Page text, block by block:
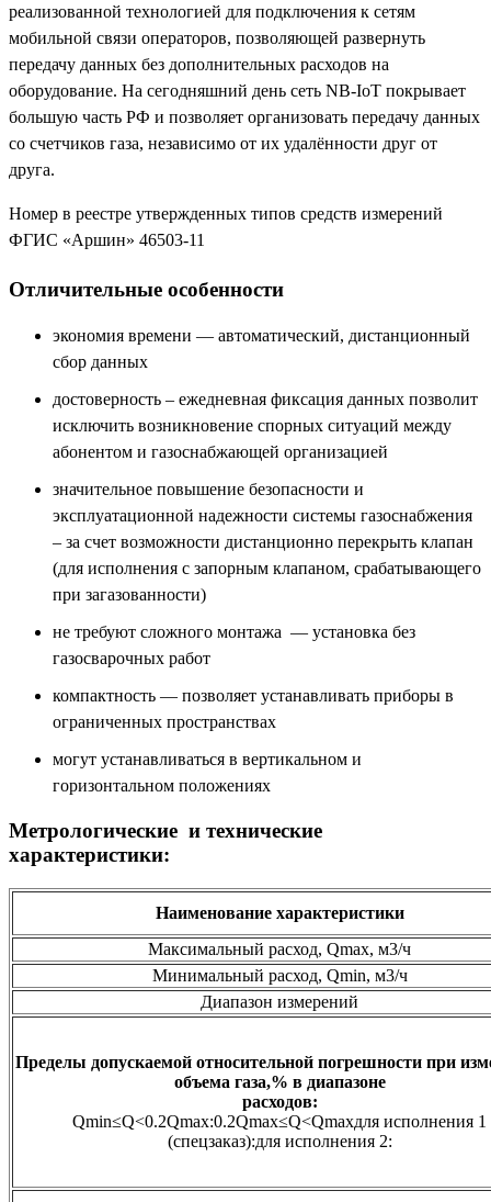
реализованной технологией для подключения к сетям
мобильной связи операторов, позволяющей развернуть
передачу данных без дополнительных расходов на
оборудование. На сегодняшний день сеть NB-IoT покрывает
большую часть РФ и позволяет организовать передачу данных
со счетчиков газа, независимо от их удалённости друг от
друга.
Номер в реестре утвержденных типов средств измерений
ФГИС «Аршин» 46503-11
Отличительные особенности
экономия времени — автоматический, дистанционный
сбор данных
достоверность – ежедневная фиксация данных позволит
исключить возникновение спорных ситуаций между
абонентом и газоснабжающей организацией
значительное повышение безопасности и
эксплуатационной надежности системы газоснабжения
– за счет возможности дистанционно перекрыть клапан
(для исполнения с запорным клапаном, срабатывающего
при загазованности)
не требуют сложного монтажа — установка без
газосварочных работ
компактность — позволяет устанавливать приборы в
ограниченных пространствах
могут устанавливаться в вертикальном и
горизонтальном положениях
Метрологические и технические
характеристики:
Наименование характеристики
Максимальный расход, Qmax, м3/ч
Минимальный расход, Qmin, м3/ч
Диапазон измерений
Пределы допускаемой относительной погрешности при
объема газа,% в диапазоне
расходов:
Qmin≤Q<0.2Qmax:0.2Qmax≤Q<Qmaxдля исполнения 1
(спецзаказ):для исполнения 2: